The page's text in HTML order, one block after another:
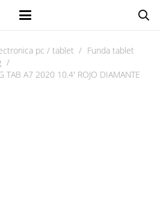
pc / tablet / Funda tablet
/
TAB A7 2020 10.4′ ROJO DIAMANTE